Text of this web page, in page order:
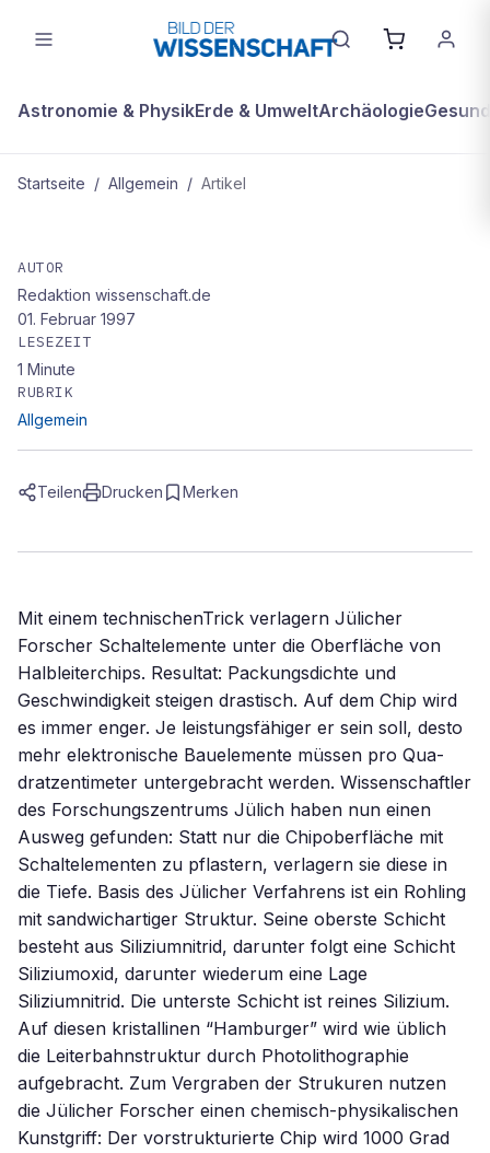
Astronomie & PhysikErde & UmweltArchäologie
Startseite / Allgemein / Artikel
Tiefschürfende Strukturen
AUTOR
Redaktion wissenschaft.de
01. Februar 1997
LESEZEIT
1 Minute
RUBRIK
Allgemein
Teilen Drucken Merken
Mit einem technischenTrick verlagern Jülicher
Forscher Schaltelemente unter die Oberfläche von
Halbleiterchips. Resultat: Packungsdichte und
Geschwindigkeit steigen drastisch. Auf dem Chip wird
es immer enger. Je leistungsfähiger er sein soll, desto
mehr elektronische Bauelemente müssen pro Qua-
dratzentimeter untergebracht werden. Wissenschaftler
des Forschungszentrums Jülich haben nun einen
Ausweg gefunden: Statt nur die Chipoberfläche mit
Schaltelementen zu pflastern, verlagern sie diese in
die Tiefe. Basis des Jülicher Verfahrens ist ein Rohling
mit sandwichartiger Struktur. Seine oberste Schicht
besteht aus Siliziumnitrid, darunter folgt eine Schicht
Siliziumoxid, darunter wiederum eine Lage
Siliziumnitrid. Die unterste Schicht ist reines Silizium.
Auf diesen kristallinen “Hamburger” wird wie üblich
die Leiterbahnstruktur durch Photolithographie
aufgebracht. Zum Vergraben der Strukuren nutzen
die Jülicher Forscher einen chemisch-physikalischen
Kunstgriff: Der vorstrukturierte Chip wird 1000 Grad